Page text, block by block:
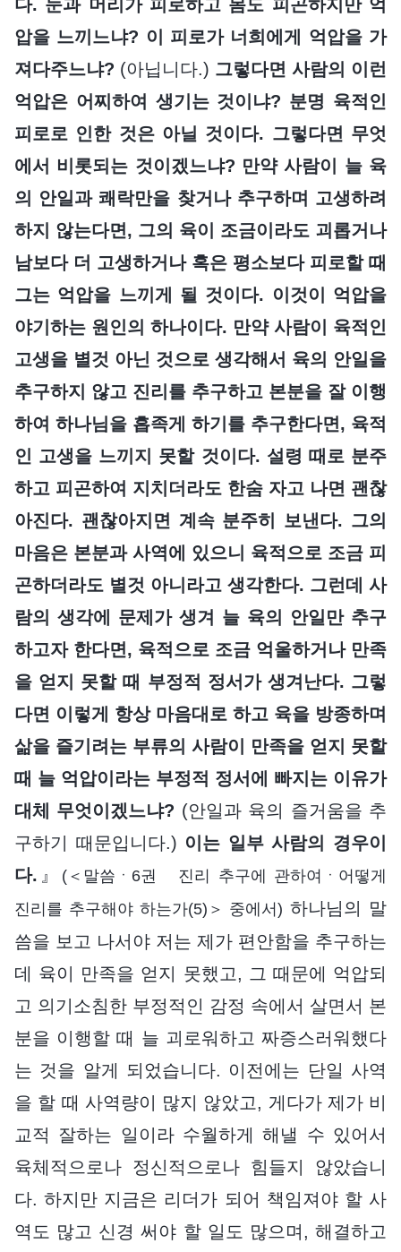
다. 눈과 머리가 피로하고 몸도 피곤하지만 억
압을 느끼느냐? 이 피로가 너희에게 억압을 가
져다주느냐? (아닙니다.) 그렇다면 사람의 이런
억압은 어찌하여 생기는 것이냐? 분명 육적인
피로로 인한 것은 아닐 것이다. 그렇다면 무엇
에서 비롯되는 것이겠느냐? 만약 사람이 늘 육
의 안일과 쾌락만을 찾거나 추구하며 고생하려
하지 않는다면, 그의 육이 조금이라도 괴롭거나
남보다 더 고생하거나 혹은 평소보다 피로할 때
그는 억압을 느끼게 될 것이다. 이것이 억압을
야기하는 원인의 하나이다. 만약 사람이 육적인
고생을 별것 아닌 것으로 생각해서 육의 안일을
추구하지 않고 진리를 추구하고 본분을 잘 이행
하여 하나님을 흡족게 하기를 추구한다면, 육적
인 고생을 느끼지 못할 것이다. 설령 때로 분주
하고 피곤하여 지치더라도 한숨 자고 나면 괜찮
아진다. 괜찮아지면 계속 분주히 보낸다. 그의
마음은 본분과 사역에 있으니 육적으로 조금 피
곤하더라도 별것 아니라고 생각한다. 그런데 사
람의 생각에 문제가 생겨 늘 육의 안일만 추구
하고자 한다면, 육적으로 조금 억울하거나 만족
을 얻지 못할 때 부정적 정서가 생겨난다. 그렇
다면 이렇게 항상 마음대로 하고 육을 방종하며
삶을 즐기려는 부류의 사람이 만족을 얻지 못할
때 늘 억압이라는 부정적 정서에 빠지는 이유가
대체 무엇이겠느냐? (안일과 육의 즐거움을 추
구하기 때문입니다.) 이는 일부 사람의 경우이
다. 』
(＜말씀ㆍ6권 진리 추구에 관하여ㆍ어떻게
진리를 추구해야 하는가(5)＞ 중에서) 하나님의 말
씀을 보고 나서야 저는 제가 편안함을 추구하는
데 육이 만족을 얻지 못했고, 그 때문에 억압되
고 의기소침한 부정적인 감정 속에서 살면서 본
분을 이행할 때 늘 괴로워하고 짜증스러워했다
는 것을 알게 되었습니다. 이전에는 단일 사역
을 할 때 사역량이 많지 않았고, 게다가 제가 비
교적 잘하는 일이라 수월하게 해낼 수 있어서
육체적으로나 정신적으로나 힘들지 않았습니
다. 하지만 지금은 리더가 되어 책임져야 할 사
역도 많고 신경 써야 할 일도 많으며, 해결하고